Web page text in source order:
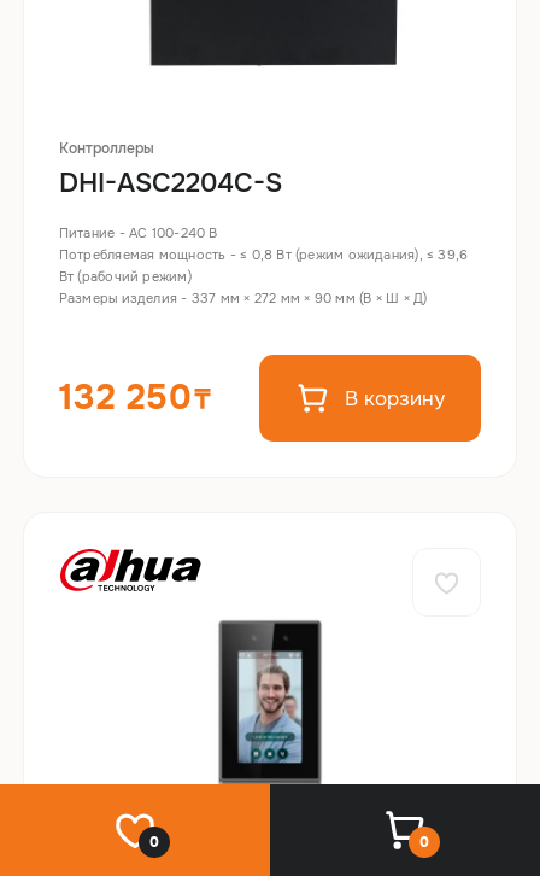
0 0
Контроллеры
DHI-ASC2204C-S
Питание - AC 100-240 В
Потребляемая мощность - ≤ 0,8 Вт (режим ожидания), ≤ 39,6
Вт (рабочий режим)
Размеры изделия - 337 мм × 272 мм × 90 мм (В × Ш × Д)
132 250 В корзину